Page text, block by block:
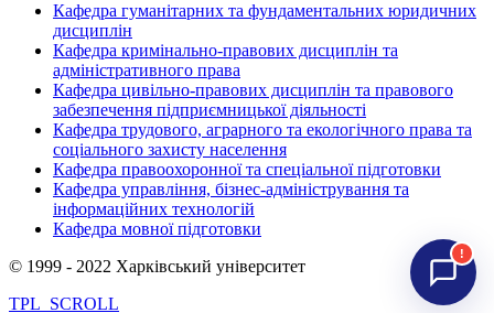
Кафедра гуманітарних та фундаментальних юридичних
дисциплін
Кафедра кримінально-правових дисциплін та
адміністративного права
Кафедра цивільно-правових дисциплін та правового
забезпечення підприємницької діяльності
Кафедра трудового, аграрного та екологічного права та
соціального захисту населення
Кафедра правоохоронної та спеціальної підготовки
Кафедра управління, бізнес-адміністрування та
інформаційних технологій
Кафедра мовної підготовки
© 1999 - 2022 Харківський університет
TPL_SCROLL
!